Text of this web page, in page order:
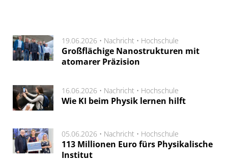
19.06.2026 • Nachricht • Hochschule
Großflächige Nanostrukturen mit
atomarer Präzision
16.06.2026 • Nachricht • Hochschule
Wie KI beim Physik lernen hilft
05.06.2026 • Nachricht • Hochschule
113 Millionen Euro fürs Physikalische
Institut